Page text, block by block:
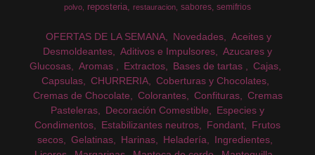
polvo
reposteria restauracion sabores semifrios
OFERTAS DE LA SEMANA Novedades
Aceites y
Desmoldeantes
Aditivos e Impulsores
Azucares y
Glucosas
Aromas Extractos Bases de tartas
Cajas
Capsulas
CHURRERIA
Coberturas y Chocolates
Cremas de Chocolate
Colorantes Confituras
Cremas
Pasteleras
Decoración Comestible
Especies y
Condimentos
Estabilizantes neutros Fondant
Frutos
secos
Gelatinas Harinas Heladería
Ingredientes